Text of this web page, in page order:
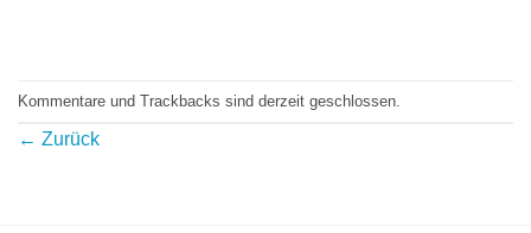
Kommentare und Trackbacks sind derzeit geschlossen.
← Zurück